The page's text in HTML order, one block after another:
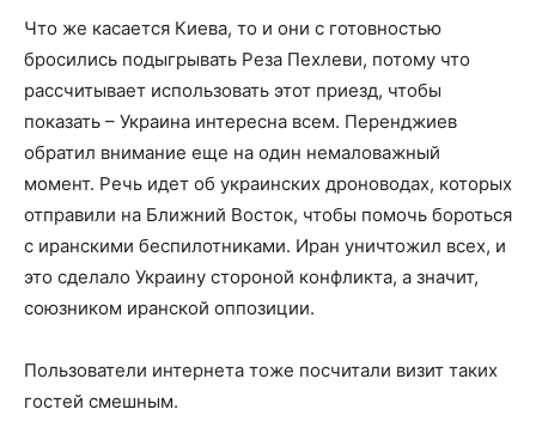
Что же касается Киева, то и они с готовностью
бросились подыгрывать Реза Пехлеви, потому что
рассчитывает использовать этот приезд, чтобы
показать – Украина интересна всем. Перенджиев
обратил внимание еще на один немаловажный
момент. Речь идет об украинских дроноводах, которых
отправили на Ближний Восток, чтобы помочь бороться
с иранскими беспилотниками. Иран уничтожил всех, и
это сделало Украину стороной конфликта, а значит,
союзником иранской оппозиции.
Пользователи интернета тоже посчитали визит таких
гостей смешным.